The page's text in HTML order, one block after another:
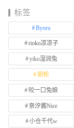
标签
Byoru
rioko凉凉子
yiko湿润兔
丽柜
咬一口兔娘
奈汐酱Nice
小仓千代w